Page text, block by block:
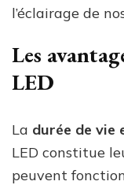
l’éclairage de
Les
LED
La durée de vie
LED constitue
peuvent